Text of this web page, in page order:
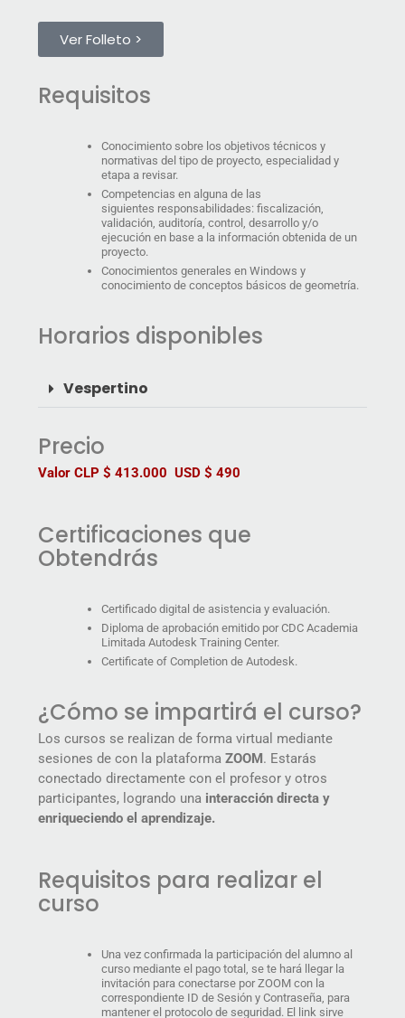
Ver Folleto >
Requisitos
Conocimiento sobre los objetivos técnicos y
normativas del tipo de proyecto, especialidad y
etapa a revisar.
Competencias en alguna de las
siguientes responsabilidades: fiscalización,
validación, auditoría, control, desarrollo y/o
ejecución en base a la información obtenida de un
proyecto.
Conocimientos generales en Windows y
conocimiento de conceptos básicos de geometría.
Horarios disponibles
Vespertino
Precio
Valor CLP $ 413.000 USD $ 490
Certificaciones que
Obtendrás
Certificado digital de asistencia y evaluación.
Diploma de aprobación emitido por CDC Academia
Limitada Autodesk Training Center.
Certificate of Completion de Autodesk.
¿Cómo se impartirá el curso?
Los cursos se realizan de forma virtual mediante
sesiones de con la plataformaZOOM. Estarás
conectado directamente con el profesor y otros
participantes, logrando una interacción directa y
enriqueciendo el aprendizaje.
Requisitos para realizar el
curso
Una vez confirmada la participación del alumno al
curso mediante el pago total, se te hará llegar la
invitación para conectarse por ZOOM con la
correspondiente ID de Sesión y Contraseña, para
mantener el protocolo de seguridad. El link sirve